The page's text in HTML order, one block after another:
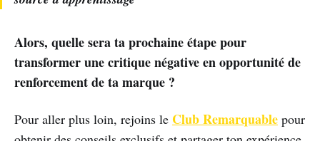
Alors, quelle sera ta prochaine étape pour
transformer une critique négative en opportunité de
renforcement de ta marque ?
Pour aller plus loin, rejoins le Club Remarquable pour